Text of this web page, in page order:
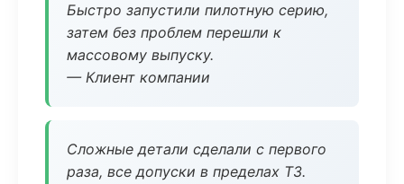
Быстро запустили пилотную серию,
затем без проблем перешли к
массовому выпуску.
— Клиент компании
Сложные детали сделали с первого
раза, все допуски в пределах ТЗ.